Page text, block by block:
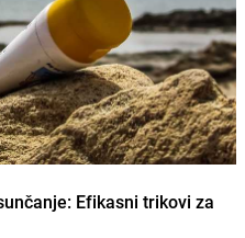
Efikasni trikovi za